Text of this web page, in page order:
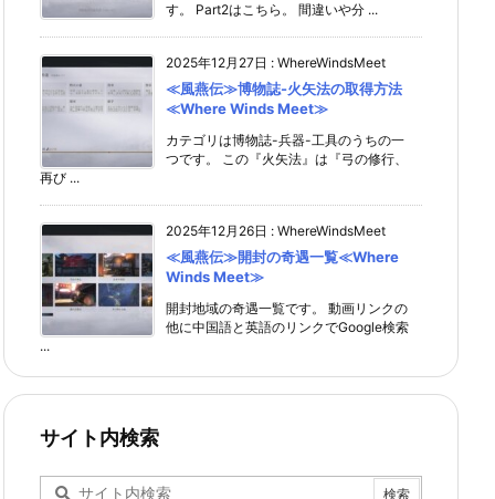
す。 Part2はこちら。 間違いや分 ...
2025年12月27日 : WhereWindsMeet
≪風燕伝≫博物誌-火矢法の取得方法
≪Where Winds Meet≫
カテゴリは博物誌-兵器-工具のうちの一
つです。 この『火矢法』は『弓の修行、
再び ...
2025年12月26日 : WhereWindsMeet
≪風燕伝≫開封の奇遇一覧≪Where
Winds Meet≫
開封地域の奇遇一覧です。 動画リンクの
他に中国語と英語のリンクでGoogle検索
...
サイト内検索